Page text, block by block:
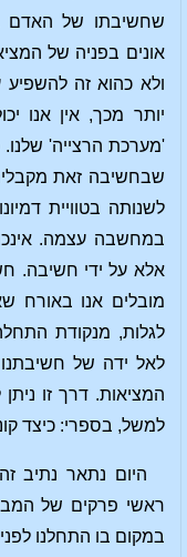
שחשיבתו של האדם
אונים בפניה של
ולא כהוא זה להשפיע
יותר מכך, אין אנו
'מערכת הרצייה'
שבחשיבה זאת
לשנותה בטוויית
במחשבה עצמה.
אלא על ידי חשיבה.
מובלים אנו באורח
לגלות, מנקודת
לאל ידה של חשיבתנו
המציאות. דרך זו
למשל, בספרי: כיצד
היום נתאר נתיב
ראשי פרקים של
במקום בו התחלנו לפני 20